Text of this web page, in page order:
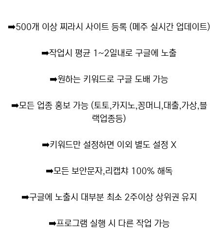
➡️500개 이상 찌라시 사이트 등록 (메주 실시간 업데이트)
➡️작업시 평균 1~2일내로 구글에 노출
➡️원하는 키워드로 구글 도배 가능
➡️모든 업종 홍보 가능 (토토,카지노,꽁머니,대출,가상,블
랙업종등)
➡️키워드만 설정하면 이외 별도 설정 X
➡️모든 보안문자,리캡챠 100% 해독
➡️구글에 노출시 대부분 최소 2주이상 상위권 유지
➡️프로그램 실행 시 다른 작업 가능